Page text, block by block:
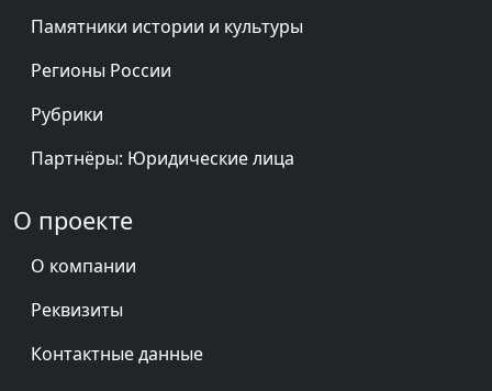
Памятники истории и культуры
Регионы России
Рубрики
Партнёры: Юридические лица
О проекте
О компании
Реквизиты
Контактные данные